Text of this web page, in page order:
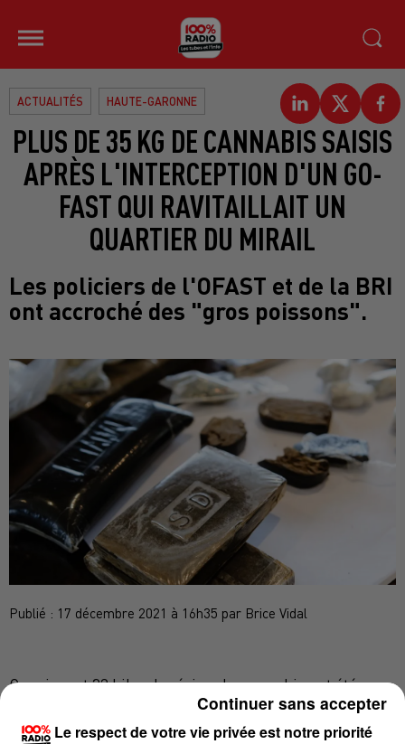
ACTUALITÉS HAUTE-GARONNE
PLUS DE 35 KG DE CANNABIS SAISIS
APRÈS L'INTERCEPTION D'UN GO-
FAST QUI RAVITAILLAIT UN
QUARTIER DU MIRAIL
Les policiers de l'OFAST et de la BRI
ont accroché des "gros poissons".
Publié : 17 décembre 2021 à 16h35 par Brice Vidal
Quasiment 32 kilos de résine de cannabis ont été
saisis dans un go-fast qui approvisionnait Toulouse,
et plus précisément le quartier Bellefontaine.
Le respect de votre vie privée est notre priorité
Continuer sans accepter